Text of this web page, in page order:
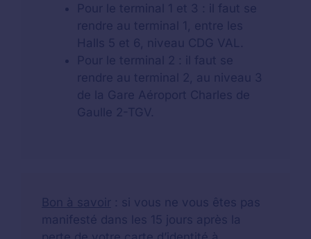
Pour le terminal 1 et 3 : il faut se
rendre au terminal 1, entre les
Halls 5 et 6, niveau CDG VAL.
Pour le terminal 2 : il faut se
rendre au terminal 2, au niveau 3
de la Gare Aéroport Charles de
Gaulle 2-TGV.
Bon à savoir : si vous ne vous êtes pas
manifesté dans les 15 jours après la